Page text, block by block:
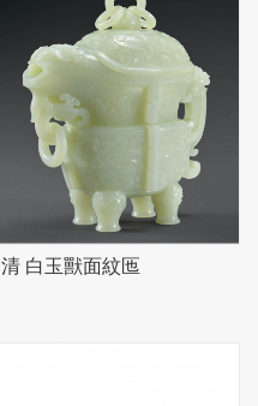
清 白玉獸面紋匜